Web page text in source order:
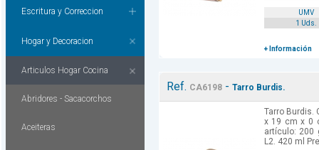
Escritura y Correccion
Hogar y Decoracion
Articulos Hogar Cocina
Abridores - Sacacorchos
Aceiteras
UMV
1 Uds.
+ Información
Ref. CA6198- Tarro Burdis.
Tarro Burdis.
x 19 cm x 0
artículo: 200
L2. 420 ml